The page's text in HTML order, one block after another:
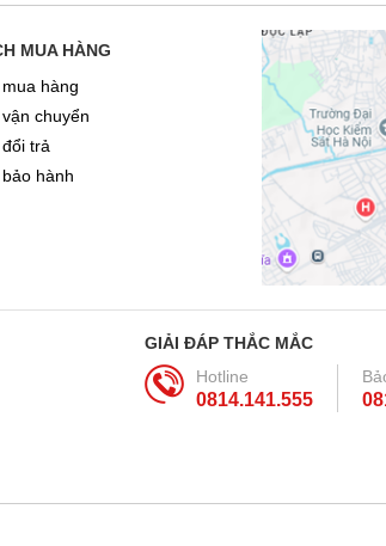
MUA HÀNG
hàng
chuyển
trả
hành
GIẢI ĐÁP THẮC MẮC
Hotline
0814.141.555